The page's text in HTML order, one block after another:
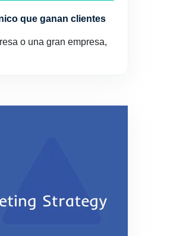
que ganan clientes
o una gran empresa,